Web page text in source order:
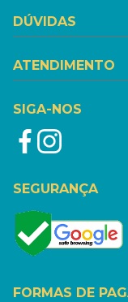
DÚVIDAS
ATENDIMENTO
SIGA-NOS
SEGURANÇA
FORMAS DE